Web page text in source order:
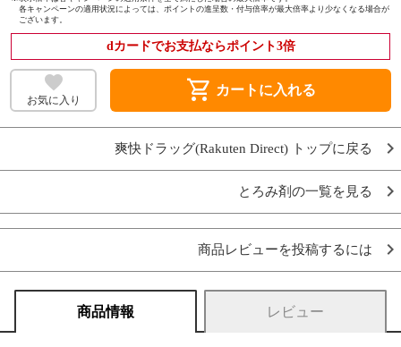
各キャンペーンの適用状況によっては、ポイントの進呈数・付与倍率が最大倍率より少なくなる場合が
ございます。
dカードでお支払ならポイント3倍
お気に入り shopping_cart カートに入れる
爽快ドラッグ(Rakuten Direct) トップに戻る
とろみ剤の一覧を見る
商品レビューを投稿するには
商品情報 レビュー